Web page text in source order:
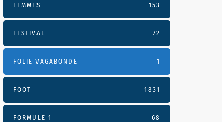
FEMMES 153
FESTIVAL 72
FOLIE VAGABONDE 1
FOOT 1831
FORMULE 1 68